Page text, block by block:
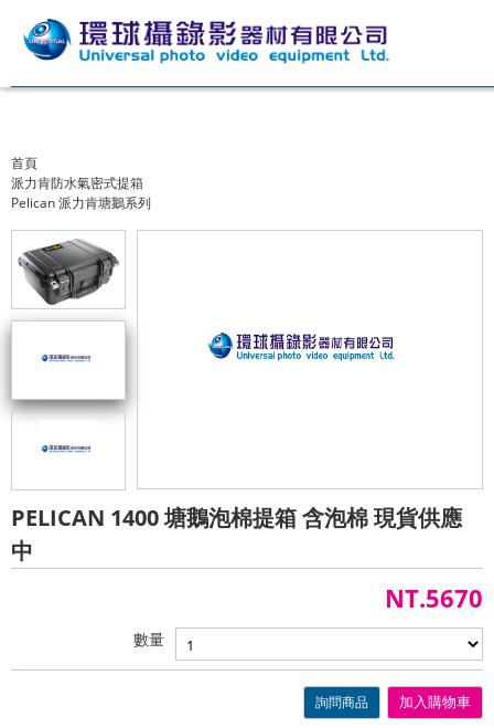
首頁
派力肯防水氣密式提箱
Pelican 派力肯塘鵝系列
PELICAN 1400 塘鵝泡棉提箱 含泡棉 現貨供應
中
NT.5670
數量
詢問商品 加入購物車